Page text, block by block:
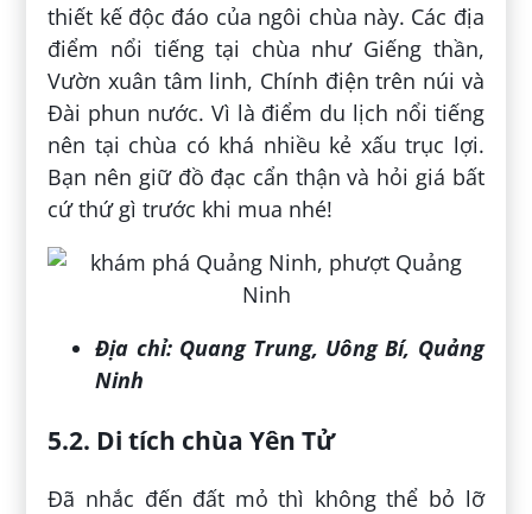
thiết kế độc đáo của ngôi chùa này. Các địa
điểm nổi tiếng tại chùa như Giếng thần,
Vườn xuân tâm linh, Chính điện trên núi và
Đài phun nước. Vì là điểm du lịch nổi tiếng
nên tại chùa có khá nhiều kẻ xấu trục lợi.
Bạn nên giữ đồ đạc cẩn thận và hỏi giá bất
cứ thứ gì trước khi mua nhé!
Địa chỉ: Quang Trung, Uông Bí, Quảng
Ninh
5.2. Di tích chùa Yên Tử
Đã nhắc đến đất mỏ thì không thể bỏ lỡ